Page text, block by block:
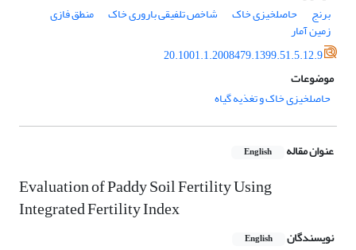
برنج
حاصلخیزی خاک شاخص تلفیقی باروری خاک منطق فازی
زمین آمار
20.1001.1.2008479.1399.51.5.12.9
موضوعات
حاصلخیزی خاک و تغذیه گیاه
عنوان مقاله English
Evaluation of Paddy Soil Fertility Using
Integrated Fertility Index
نویسندگان English